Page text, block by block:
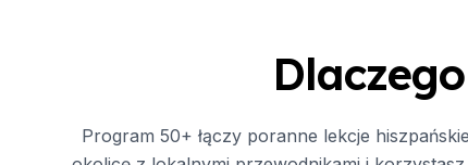
Przygotowanie do
Lekcje prywatne
Szkoła Hiszpańska
Program 50+ łączy poranne lekcje